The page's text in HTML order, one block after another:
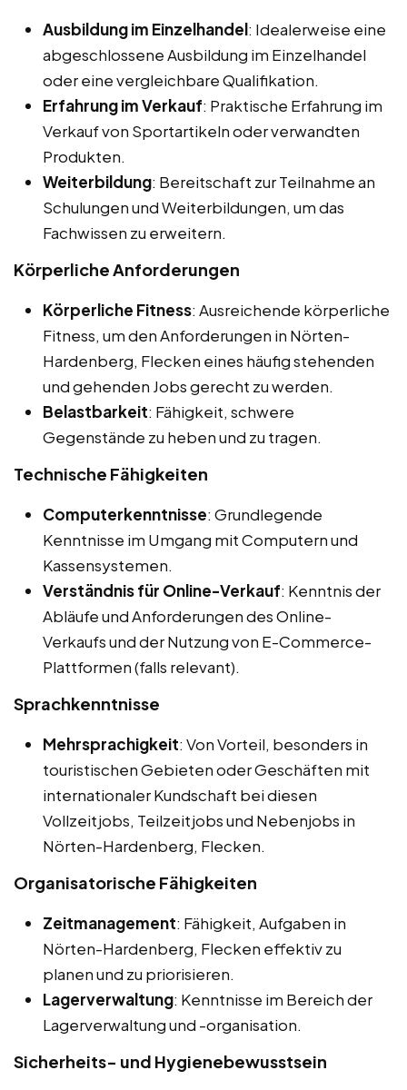
Ausbildung im Einzelhandel: Idealerweise eine
abgeschlossene Ausbildung im Einzelhandel
oder eine vergleichbare Qualifikation.
Erfahrung im Verkauf: Praktische Erfahrung im
Verkauf von Sportartikeln oder verwandten
Produkten.
Weiterbildung: Bereitschaft zur Teilnahme an
Schulungen und Weiterbildungen, um das
Fachwissen zu erweitern.
Körperliche Anforderungen
Körperliche Fitness: Ausreichende körperliche
Fitness, um den Anforderungen in Nörten-
Hardenberg, Flecken eines häufig stehenden
und gehenden Jobs gerecht zu werden.
Belastbarkeit: Fähigkeit, schwere
Gegenstände zu heben und zu tragen.
Technische Fähigkeiten
Computerkenntnisse: Grundlegende
Kenntnisse im Umgang mit Computern und
Kassensystemen.
Verständnis für Online-Verkauf: Kenntnis der
Abläufe und Anforderungen des Online-
Verkaufs und der Nutzung von E-Commerce-
Plattformen (falls relevant).
Sprachkenntnisse
Mehrsprachigkeit: Von Vorteil, besonders in
touristischen Gebieten oder Geschäften mit
internationaler Kundschaft bei diesen
Vollzeitjobs, Teilzeitjobs und Nebenjobs in
Nörten-Hardenberg, Flecken.
Organisatorische Fähigkeiten
Zeitmanagement: Fähigkeit, Aufgaben in
Nörten-Hardenberg, Flecken effektiv zu
planen und zu priorisieren.
Lagerverwaltung: Kenntnisse im Bereich der
Lagerverwaltung und -organisation.
Sicherheits- und Hygienebewusstsein